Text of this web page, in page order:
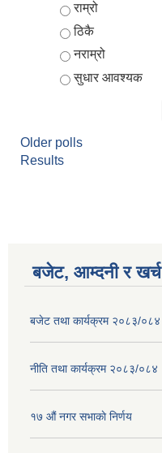
Choices
राम्रो
ठिकै
नराम्रो
सुधार आवश्यक
Older polls
Results
बजेट, आम्दनी र खर्च
बजेट तथा कार्यक्रम २०८३/०८४
नीति तथा कार्यक्रम २०८३/०८४
१७ ‌‍औं नगर सभाकाे निर्णय